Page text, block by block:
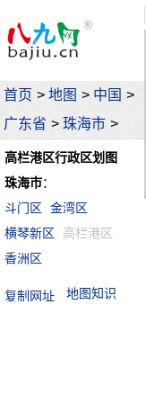
首页 > 地图 > 中国 >
广东省 > 珠海市 >
高栏港区行政区划图
珠海市：
斗门区
金湾区
横琴新区
高栏港区
香洲区
地图知识